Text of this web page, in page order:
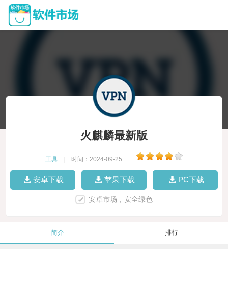
火麒麟最新版
工具 时间：2024-09-25
安卓下载 苹果下载 PC下载
安卓市场，安全绿色
简介 排行